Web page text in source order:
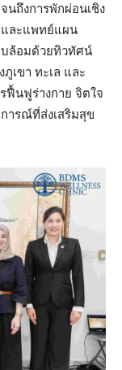
นถึงการพักผ่อนเชิง
ละแพทย์แผน
ล้อมด้วยทิวทัศน์
เขา ทะเล และ
ฟื้นฟูร่างกาย จิตใจ
ารณ์ที่ส่งเสริมสุข